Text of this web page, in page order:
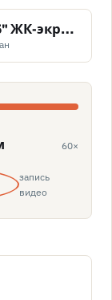
3.5" ЖК-экран с ёмкостным сенсорным управлением
60×
запись
видео